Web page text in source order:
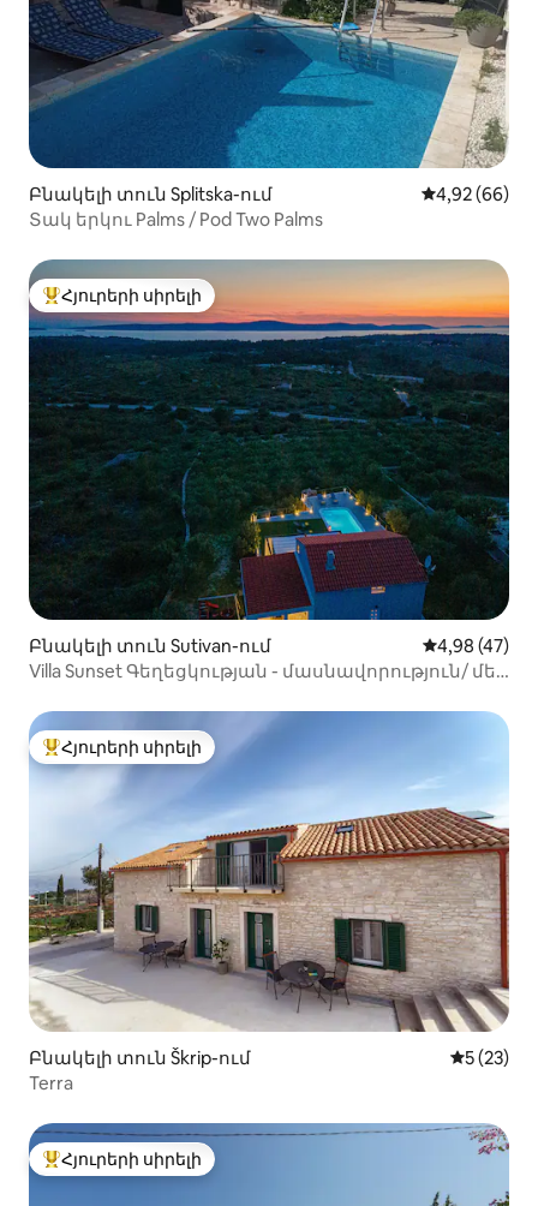
Բնակելի տուն Splitska-ում Միջին
4,92 (66)
Տակ երկու Palms / Pod Two Palms
Հյուրերի սիրելի լավագույն տները
Հյուրերի սիրելի
Բնակելի տուն Sutivan-ում Միջին
4,98 (47)
Villa Sunset Գեղեցկության - մասնավորություն/ մեծ
Հյուրերի սիրելի լավագույն տները
Հյուրերի սիրելի
Բնակելի տուն Škrip-ում Միջին
5 (23)
Terra
Հյուրերի սիրելի լավագույն տները
Հյուրերի սիրելի